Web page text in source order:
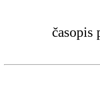
časopis